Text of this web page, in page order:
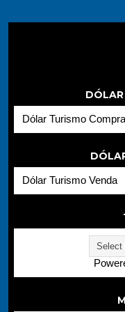
Dólar Turismo Compra
Dólar Turismo Venda